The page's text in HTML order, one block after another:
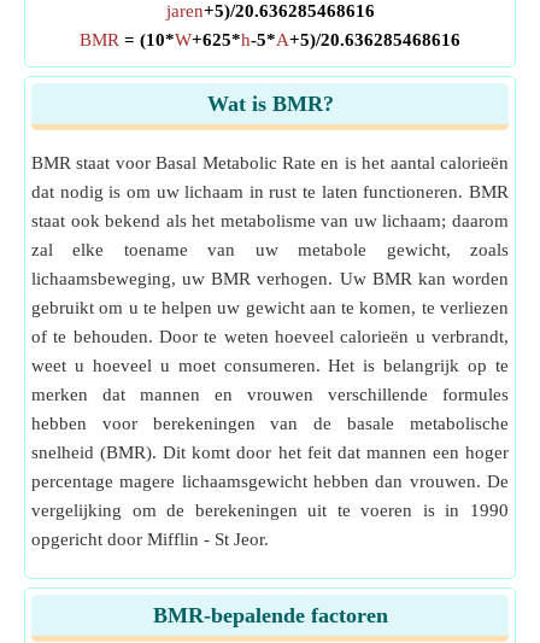
jaren+5)/20.636285468616
BMR = (10*W+625*h-5*A+5)/20.636285468616
Wat is BMR?
BMR staat voor Basal Metabolic Rate en is het aantal calorieën
dat nodig is om uw lichaam in rust te laten functioneren. BMR
staat ook bekend als het metabolisme van uw lichaam; daarom
zal elke toename van uw metabole gewicht, zoals
lichaamsbeweging, uw BMR verhogen. Uw BMR kan worden
gebruikt om u te helpen uw gewicht aan te komen, te verliezen
of te behouden. Door te weten hoeveel calorieën u verbrandt,
weet u hoeveel u moet consumeren. Het is belangrijk op te
merken dat mannen en vrouwen verschillende formules
hebben voor berekeningen van de basale metabolische
snelheid (BMR). Dit komt door het feit dat mannen een hoger
percentage magere lichaamsgewicht hebben dan vrouwen. De
vergelijking om de berekeningen uit te voeren is in 1990
opgericht door Mifflin - St Jeor.
BMR-bepalende factoren